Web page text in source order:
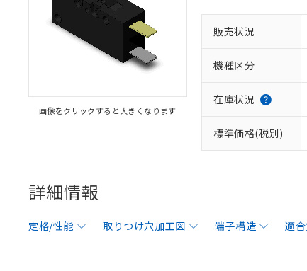
画像をクリックすると大きくなります
販売状況
機種区分
在庫状況
標準価格(税別)
詳細情報
定格/性能 取りつけ穴加工図 端子構造 適